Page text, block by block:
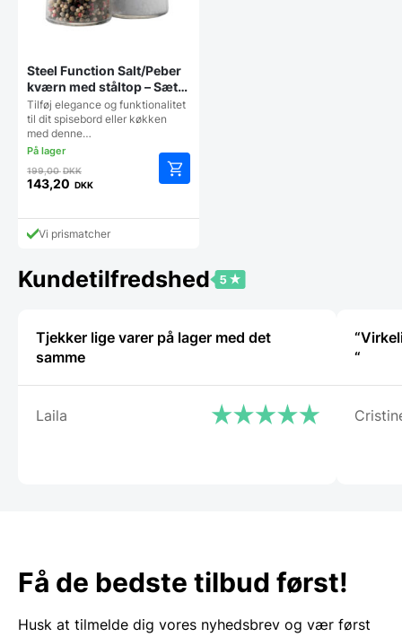
Steel Function Salt/Peber
kværn med ståltop – Sæt
med 2 stk.
Tilføj elegance og funktionalitet
til dit spisebord eller køkken
med denne…
199,00DKKDen
oprindelige
var:
199,00 DKK.
143,20 DKK
aktuelle
prisVi prismatcher
Kundetilfredshed
Tjekker lige varer på lager med det
samme
Laila
“
Få de bedste tilbud først!
Husk at tilmelde dig vores nyhedsbrev og vær først